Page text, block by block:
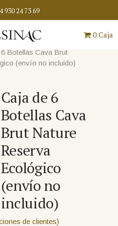
930 24 73 69
0 Caja
Botellas Cava Brut
(envío no incluido)
Caja de 6
Botellas Cava
Brut Nature
Reserva
Ecológico
(envío no
incluido)
de clientes)